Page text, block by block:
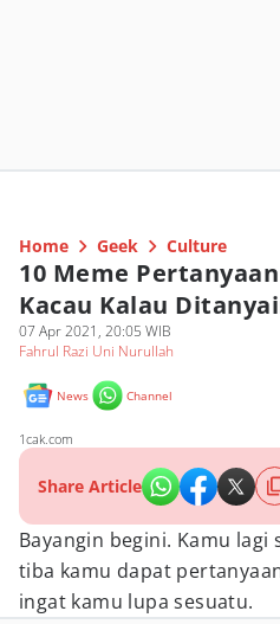
Home Geek Culture
10 Meme
Kacau Kalau
07 Apr 2021, 20:05 WIB
Fahrul Razi Uni Nurullah
News Channel
1cak.com
Share Article
Bayangin begini. Kamu
tiba kamu dapat
ingat kamu lupa sesuatu.